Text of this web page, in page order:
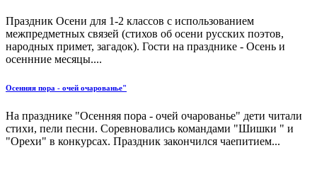
Праздник Осени для 1-2 классов с использованием
межпредметных связей (стихов об осени русских поэтов,
народных примет, загадок). Гости на празднике - Осень и
осеннние месяцы....
Осенняя пора - очей очарованье"
На празднике "Осенняя пора - очей очарованье" дети читали
стихи, пели песни. Соревновались командами "Шишки " и
"Орехи" в конкурсах. Праздник закончился чаепитием...